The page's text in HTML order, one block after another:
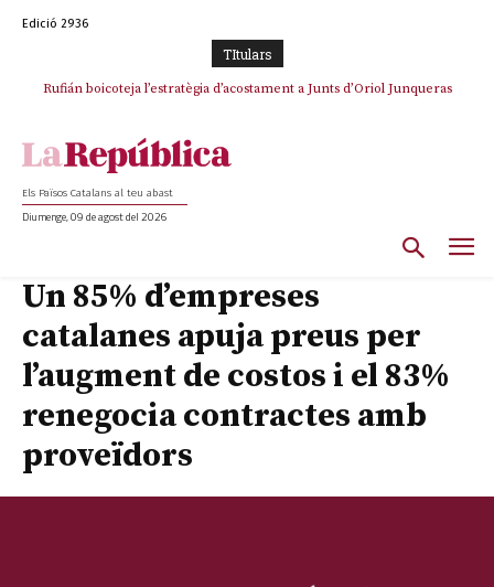
Edició 2936
TItulars
Rufián boicoteja l’estratègia d’acostament a Junts d’Oriol Junqueras
Els Països Catalans al teu abast
Diumenge, 09 de agost del 2026
Un 85% d’empreses
catalanes apuja preus per
l’augment de costos i el 83%
renegocia contractes amb
proveïdors